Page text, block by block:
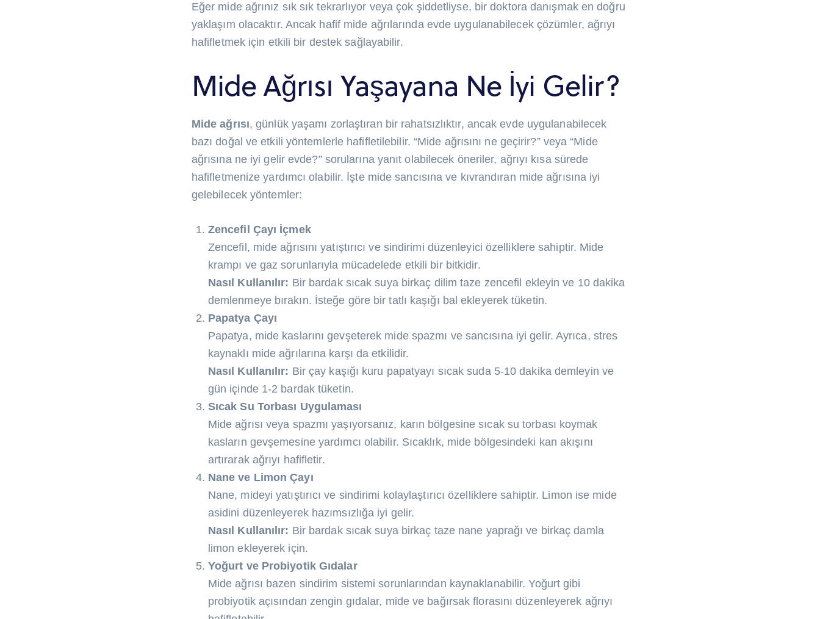
Eğer mide ağrınız sık sık tekrarlıyor veya çok şiddetliyse, bir doktora danışmak en doğru
yaklaşım olacaktır. Ancak hafif mide ağrılarında evde uygulanabilecek çözümler, ağrıyı
hafifletmek için etkili bir destek sağlayabilir.
Mide Ağrısı Yaşayana Ne İyi Gelir?
Mide ağrısı, günlük yaşamı zorlaştıran bir rahatsızlıktır, ancak evde uygulanabilecek
bazı doğal ve etkili yöntemlerle hafifletilebilir. “Mide ağrısını ne geçirir?” veya “Mide
ağrısına ne iyi gelir evde?” sorularına yanıt olabilecek öneriler, ağrıyı kısa sürede
hafifletmenize yardımcı olabilir. İşte mide sancısına ve kıvrandıran mide ağrısına iyi
gelebilecek yöntemler:
Zencefil Çayı İçmek
Zencefil, mide ağrısını yatıştırıcı ve sindirimi düzenleyici özelliklere sahiptir. Mide
krampı ve gaz sorunlarıyla mücadelede etkili bir bitkidir.
Nasıl Kullanılır: Bir bardak sıcak suya birkaç dilim taze zencefil ekleyin ve 10 dakika
demlenmeye bırakın. İsteğe göre bir tatlı kaşığı bal ekleyerek tüketin.
Papatya Çayı
Papatya, mide kaslarını gevşeterek mide spazmı ve sancısına iyi gelir. Ayrıca, stres
kaynaklı mide ağrılarına karşı da etkilidir.
Nasıl Kullanılır: Bir çay kaşığı kuru papatyayı sıcak suda 5-10 dakika demleyin ve
gün içinde 1-2 bardak tüketin.
Sıcak Su Torbası Uygulaması
Mide ağrısı veya spazmı yaşıyorsanız, karın bölgesine sıcak su torbası koymak
kasların gevşemesine yardımcı olabilir. Sıcaklık, mide bölgesindeki kan akışını
artırarak ağrıyı hafifletir.
Nane ve Limon Çayı
Nane, mideyi yatıştırıcı ve sindirimi kolaylaştırıcı özelliklere sahiptir. Limon ise mide
asidini düzenleyerek hazımsızlığa iyi gelir.
Nasıl Kullanılır: Bir bardak sıcak suya birkaç taze nane yaprağı ve birkaç damla
limon ekleyerek için.
Yoğurt ve Probiyotik Gıdalar
Mide ağrısı bazen sindirim sistemi sorunlarından kaynaklanabilir. Yoğurt gibi
probiyotik açısından zengin gıdalar, mide ve bağırsak florasını düzenleyerek ağrıyı